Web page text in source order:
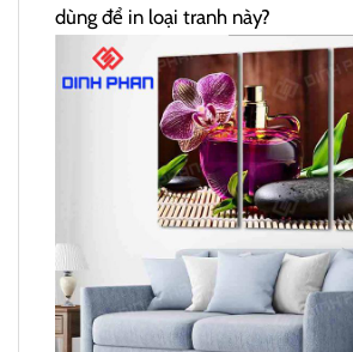
dùng để in loại tranh này?